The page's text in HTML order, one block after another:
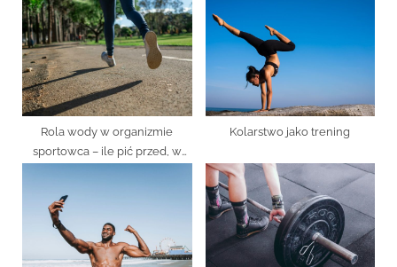
Rola wody w organizmie
sportowca – ile pić przed, w
Kolarstwo jako trening